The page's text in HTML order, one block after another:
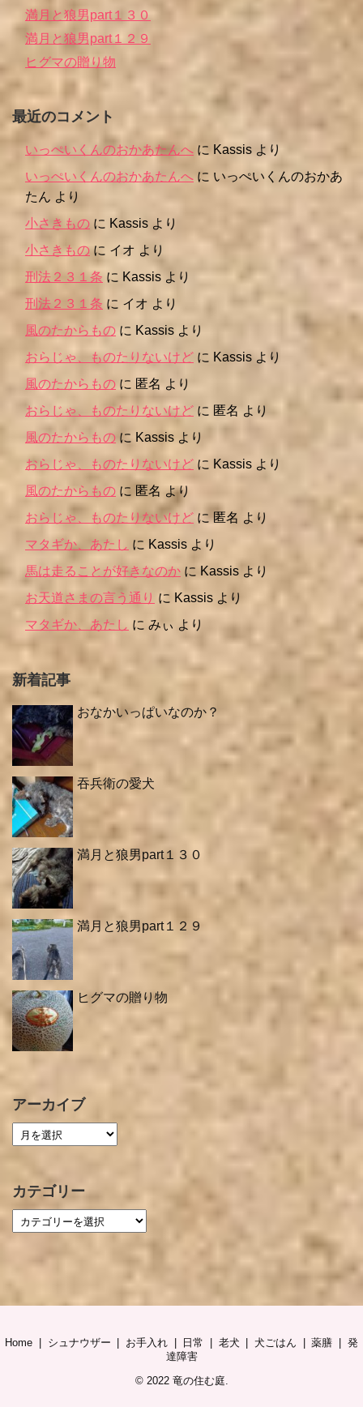
満月と狼男part１３０
満月と狼男part１２９
ヒグマの贈り物
最近のコメント
いっぺいくんのおかあたんへ に Kassis より
いっぺいくんのおかあたんへ に いっぺいくんのおかあ
たん より
小さきもの に Kassis より
小さきものに イオ より
刑法２３１条 に Kassis より
刑法２３１条 に イオ より
風のたからもの に Kassis より
おらじゃ、ものたりないけど に Kassis より
風のたからもの に 匿名 より
おらじゃ、ものたりないけど に 匿名 より
風のたからもの に Kassis より
おらじゃ、ものたりないけど に Kassis より
風のたからもの に 匿名 より
おらじゃ、ものたりないけど に匿名 より
マタギか、あたし に Kassis より
馬は走ることが好きなのか に Kassis より
お天道さまの言う通り に Kassis より
マタギか、あたし に みぃ より
新着記事
おなかいっぱいなのか？
吞兵衛の愛犬
満月と狼男part１３０
満月と狼男part１２９
ヒグマの贈り物
アーカイブ
カテゴリー
Home シュナウザー お手入れ 日常 老犬 犬ごはん 薬膳
発
達障害
© 2022 竜の住む庭